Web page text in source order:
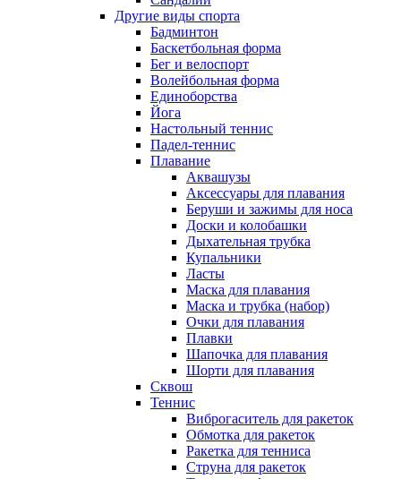
Другие виды спорта
Бадминтон
Баскетбольная форма
Бег и велоспорт
Волейбольная форма
Единоборства
Йога
Настольный теннис
Падел-теннис
Плавание
Аквашузы
Аксессуары для плавания
Беруши и зажимы для носа
Доски и колобашки
Дыхательная трубка
Купальники
Ласты
Маска для плавания
Маска и трубка (набор)
Очки для плавания
Плавки
Шапочка для плавания
Шорти для плавания
Сквош
Теннис
Виброгаситель для ракеток
Обмотка для ракеток
Ракетка для тенниса
Струна для ракеток